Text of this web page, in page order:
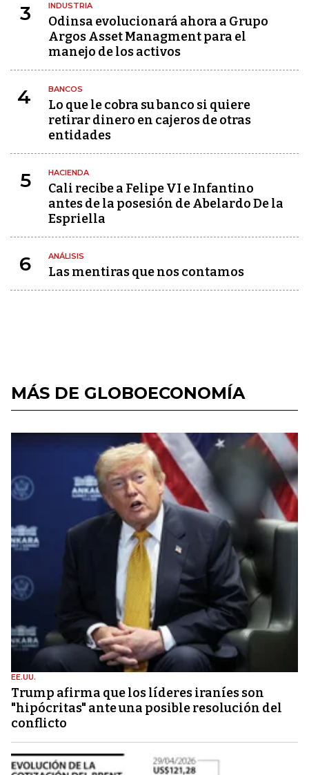
3 INDUSTRIA
Odinsa evolucionará ahora a Grupo
Argos Asset Managment para el
manejo de los activos
4 BANCOS
Lo que le cobra su banco si quiere
retirar dinero en cajeros de otras
entidades
5 HACIENDA
Cali recibe a Felipe VI e Infantino
antes de la posesión de Abelardo De la
Espriella
6 ANÁLISIS
Las mentiras que nos contamos
MÁS DE GLOBOECONOMÍA
EE.UU.
Trump afirma que los líderes iraníes son
"hipócritas" ante una posible resolución del
conflicto